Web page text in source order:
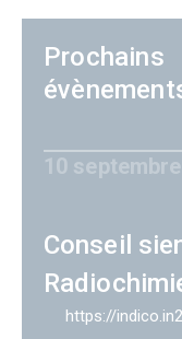
Prochains
10
Conseil
https://